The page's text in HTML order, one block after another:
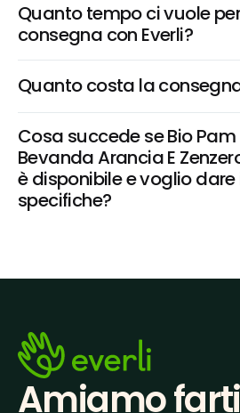
Quanto tempo ci vuole
consegna con Everli?
Quanto costa la
Cosa succede se Bio
Bevanda Arancia E
è disponibile e voglio dare
specifiche?
Amiamo farti